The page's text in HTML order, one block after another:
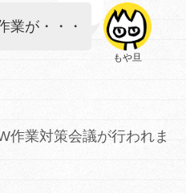
もや旦
業が・・・
作業対策会議が行われま